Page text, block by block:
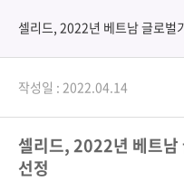
셀리드, 2022년 베트남 글로벌
작성일 : 2022.04.14
셀리드, 2022년 베트
선정